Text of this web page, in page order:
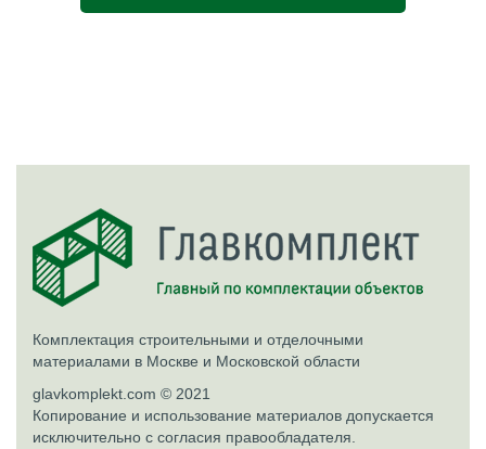
Комплектация строительными и отделочными
материалами в Москве и Московской области
glavkomplekt.com © 2021
Копирование и использование материалов допускается
исключительно с согласия правообладателя.